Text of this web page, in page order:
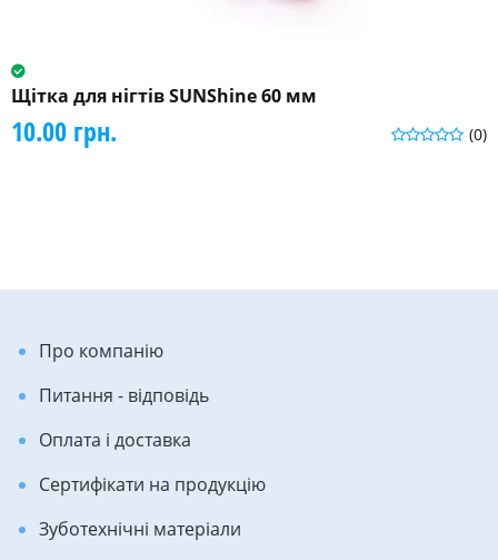
Щітка для нігтів SUNShine 60 мм
(0)
10.00 грн.
Про компанію
Питання - відповідь
Оплата і доставка
Сертифікати на продукцію
Зуботехнічні матеріали